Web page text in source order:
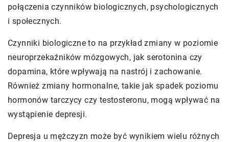
połączenia czynników biologicznych, psychologicznych
i społecznych.
Czynniki biologiczne to na przykład zmiany w poziomie
neuroprzekaźników mózgowych, jak serotonina czy
dopamina, które wpływają na nastrój i zachowanie.
Również zmiany hormonalne, takie jak spadek poziomu
hormonów tarczycy czy testosteronu, mogą wpływać na
wystąpienie depresji.
Depresja u mężczyzn może być wynikiem wielu różnych